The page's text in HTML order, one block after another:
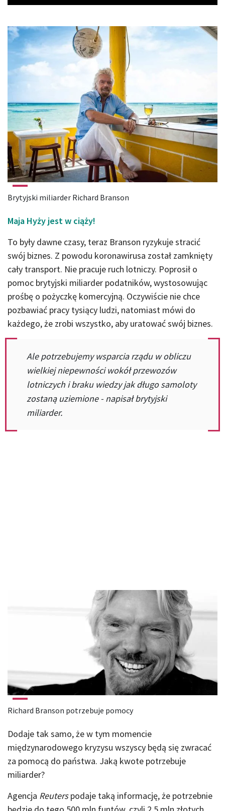
Brytyjski miliarder Richard Branson
Maja Hyży jest w ciąży!
To były dawne czasy, teraz Branson ryzykuje stracić
swój biznes. Z powodu koronawirusa został zamknięty
cały transport. Nie pracuje ruch lotniczy. Poprosił o
pomoc brytyjski miliarder podatników, wystosowując
prośbę o pożyczkę komercyjną. Oczywiście nie chce
pozbawiać pracy tysiący ludzi, natomiast mówi do
każdego, że zrobi wszystko, aby uratować swój biznes.
Ale potrzebujemy wsparcia rządu w obliczu
wielkiej niepewności wokół przewozów
lotniczych i braku wiedzy jak długo samoloty
zostaną uziemione - napisał brytyjski
miliarder.
Richard Branson potrzebuje pomocy
Dodaje tak samo, że w tym momencie
międzynarodowego kryzysu wszyscy będą się zwracać
za pomocą do państwa. Jaką kwote potrzebuje
miliarder?
Agencja Reuterspodaje taką informację, że potrzebnie